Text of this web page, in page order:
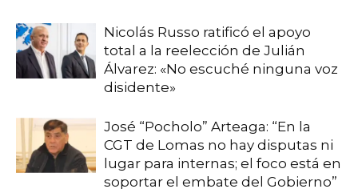
Nicolás Russo ratificó el apoyo
total a la reelección de Julián
Álvarez: «No escuché ninguna voz
disidente»
José “Pocholo” Arteaga: “En la
CGT de Lomas no hay disputas ni
lugar para internas; el foco está en
soportar el embate del Gobierno”